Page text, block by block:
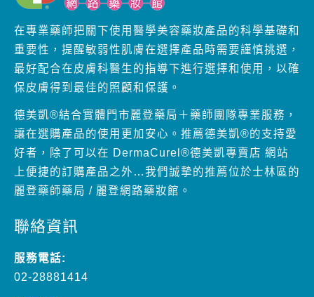
在專業藥師把關下使用醫學美容藥妝產品的科學基礎和
重要性，提醒敏弱性肌膚在選擇產品時需要謹慎挑選，
最好配合在皮膚科醫生的指導下進行選擇和使用，以確
保皮膚得到最佳的照顧和保護。
德美凱®結合實體門市麗登藥局＋藥師團隊專業服務，
讓在選購產品的使用更加安心。推薦德美凱®的支持愛
好者，除了可以在 DermaCurel®德美凱專賣店 網站
上便捷的訂購產品之外…我們誠摯的推薦位於士林區的
麗登藥師藥局 / 麗登網路藥妝館。
聯絡資訊
服務電話:
02-28881414